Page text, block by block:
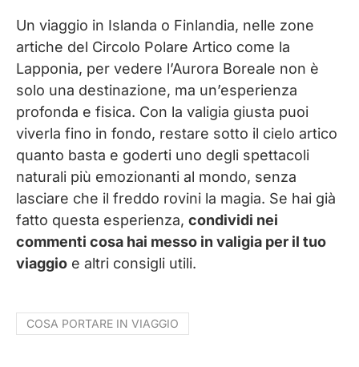
Un viaggio in Islanda o Finlandia, nelle zone
artiche del Circolo Polare Artico come la
Lapponia, per vedere l’Aurora Boreale non è
solo una destinazione, ma un’esperienza
profonda e fisica. Con la valigia giusta puoi
viverla fino in fondo, restare sotto il cielo artico
quanto basta e goderti uno degli spettacoli
naturali più emozionanti al mondo, senza
lasciare che il freddo rovini la magia. Se hai già
fatto questa esperienza, condividi nei
commenti cosa hai messo in valigia per il tuo
viaggio e altri consigli utili.
COSA PORTARE IN VIAGGIO